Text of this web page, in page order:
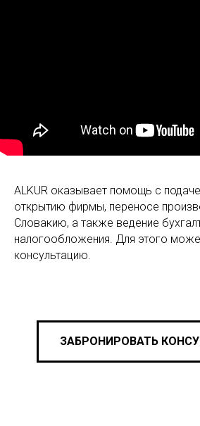
ALKUR оказывает помощь с
открытию фирмы, переносе
Словакию, а также ведение
налогообложения. Для этого
консультацию.
ЗАБРОНИРОВАТЬ